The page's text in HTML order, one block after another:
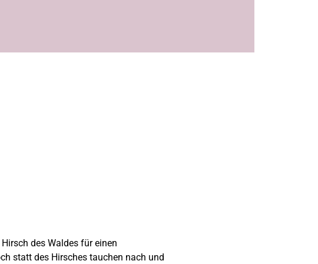
des Waldes für einen
statt des Hirsches tauchen nach und